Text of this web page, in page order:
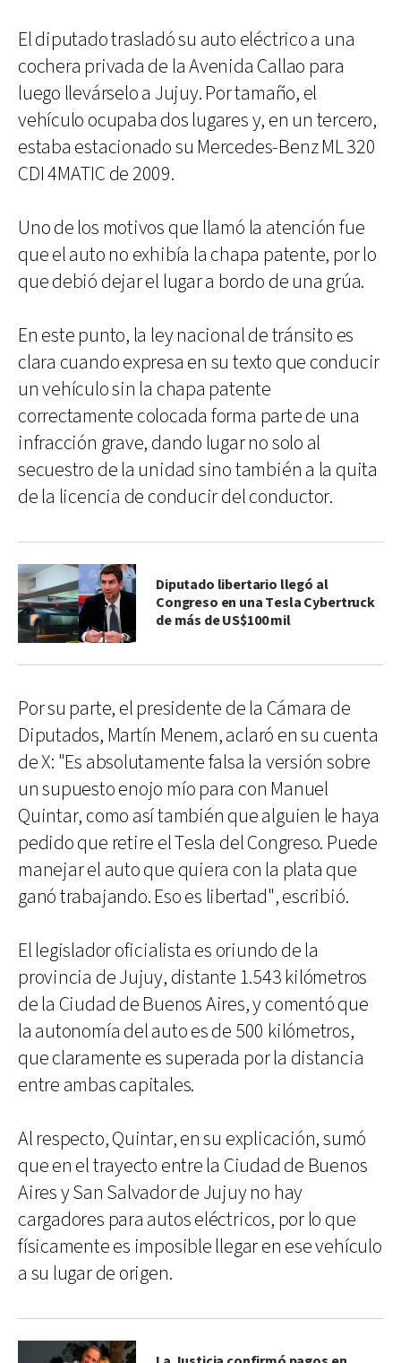
El diputado trasladó su auto eléctrico a una
cochera privada de la Avenida Callao para
luego llevárselo a Jujuy. Por tamaño, el
vehículo ocupaba dos lugares y, en un tercero,
estaba estacionado su Mercedes-Benz ML 320
CDI 4MATIC de 2009.
Uno de los motivos que llamó la atención fue
que el auto no exhibía la chapa patente, por lo
que debió dejar el lugar a bordo de una grúa.
En este punto, la ley nacional de tránsito es
clara cuando expresa en su texto que conducir
un vehículo sin la chapa patente
correctamente colocada forma parte de una
infracción grave, dando lugar no solo al
secuestro de la unidad sino también a la quita
de la licencia de conducir del conductor.
Diputado libertario llegó al
Congreso en una Tesla Cybertruck
de más de US$100 mil
Por su parte, el presidente de la Cámara de
Diputados, Martín Menem, aclaró en su cuenta
de X: "Es absolutamente falsa la versión sobre
un supuesto enojo mío para con Manuel
Quintar, como así también que alguien le haya
pedido que retire el Tesla del Congreso. Puede
manejar el auto que quiera con la plata que
ganó trabajando. Eso es libertad", escribió.
El legislador oficialista es oriundo de la
provincia de Jujuy, distante 1.543 kilómetros
de la Ciudad de Buenos Aires, y comentó que
la autonomía del auto es de 500 kilómetros,
que claramente es superada por la distancia
entre ambas capitales.
Al respecto, Quintar, en su explicación, sumó
que en el trayecto entre la Ciudad de Buenos
Aires y San Salvador de Jujuy no hay
cargadores para autos eléctricos, por lo que
físicamente es imposible llegar en ese vehículo
a su lugar de origen.